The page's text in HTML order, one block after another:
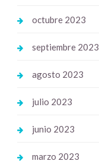
octubre 2023
septiembre 2023
agosto 2023
julio 2023
junio 2023
marzo 2023